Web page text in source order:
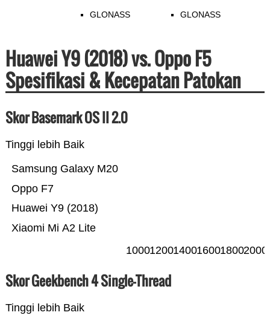
GLONASS GLONASS
Huawei Y9 (2018) vs. Oppo F5
Spesifikasi & Kecepatan Patokan
Skor Basemark OS II 2.0
Tinggi lebih Baik
Xiaomi Mi A2 Lite
Huawei Y9 (2018)
Oppo F7
Samsung Galaxy M20
100012001400160018002000
Skor Geekbench 4 Single-Thread
Tinggi lebih Baik